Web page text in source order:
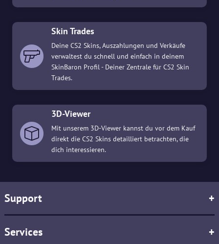
Skin Trades
Deine CS2 Skins, Auszahlungen und Verkäufe
verwaltest du schnell und einfach in deinem
SkinBaron Profil - Deiner Zentrale für CS2 Skin
Trades.
3D-Viewer
Mit unserem 3D-Viewer kannst du vor dem Kauf
direkt die CS2 Skins detailliert betrachten, die
dich interessieren.
Support +
Services +